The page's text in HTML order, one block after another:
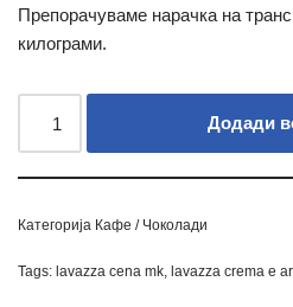
Препорачуваме нарачка на
килограми.
Додади
Категорија Кафе / Чоколади
Tags: lavazza cena mk, lavazza crema e